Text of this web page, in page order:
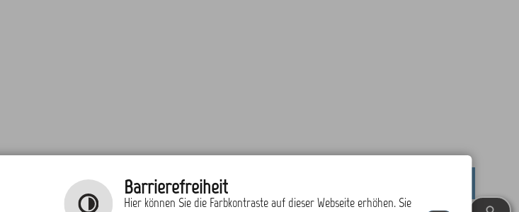
Barrierefreiheit
Hier können Sie die Farbkontraste auf dieser Webseite erhöhen. Sie